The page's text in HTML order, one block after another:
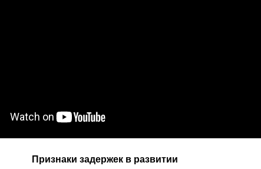
Признаки задержек в развитии